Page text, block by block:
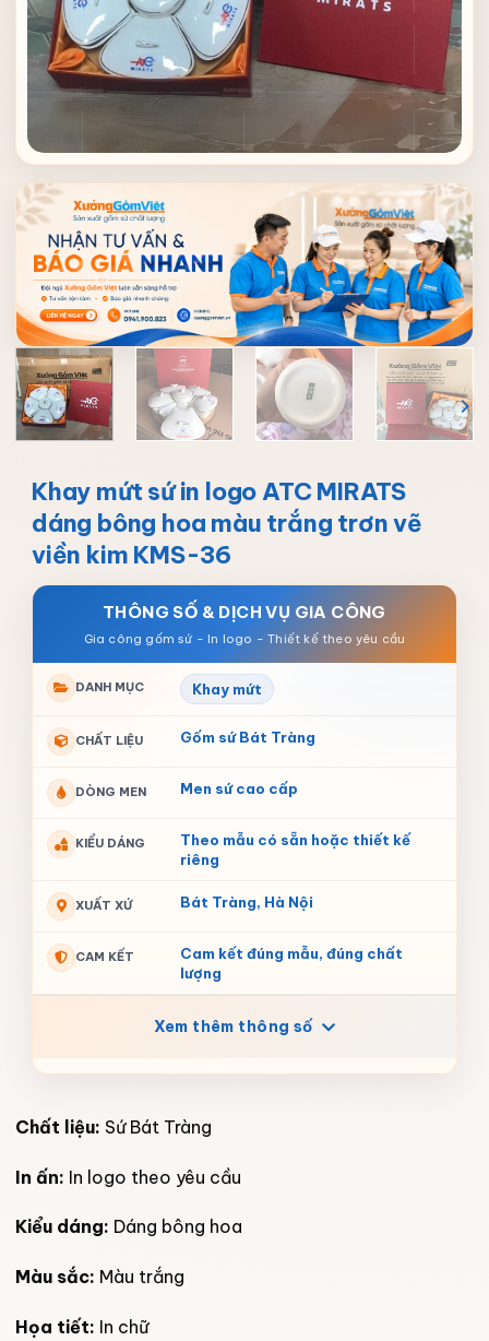
Khay mứt sứ in logo ATC MIRATS
dáng bông hoa màu trắng trơn vẽ
viền kim KMS-36
THÔNG SỐ & DỊCH VỤ GIA CÔNG
DANH MỤC Khay mứt
CHẤT LIỆU Gốm sứ Bát Tràng
DÒNG MEN Men sứ cao cấp
KIỂU DÁNG
Theo mẫu có sẵn hoặc thiết kế
riêng
XUẤT XỨ Bát Tràng, Hà Nội
CAM KẾT
Cam kết đúng mẫu, đúng chất
lượng
Xem thêm thông số
Chất liệu: Sứ Bát Tràng
In ấn: In logo theo yêu cầu
Kiểu dáng: Dáng bông hoa
Màu sắc: Màu trắng
Họa tiết: In chữ